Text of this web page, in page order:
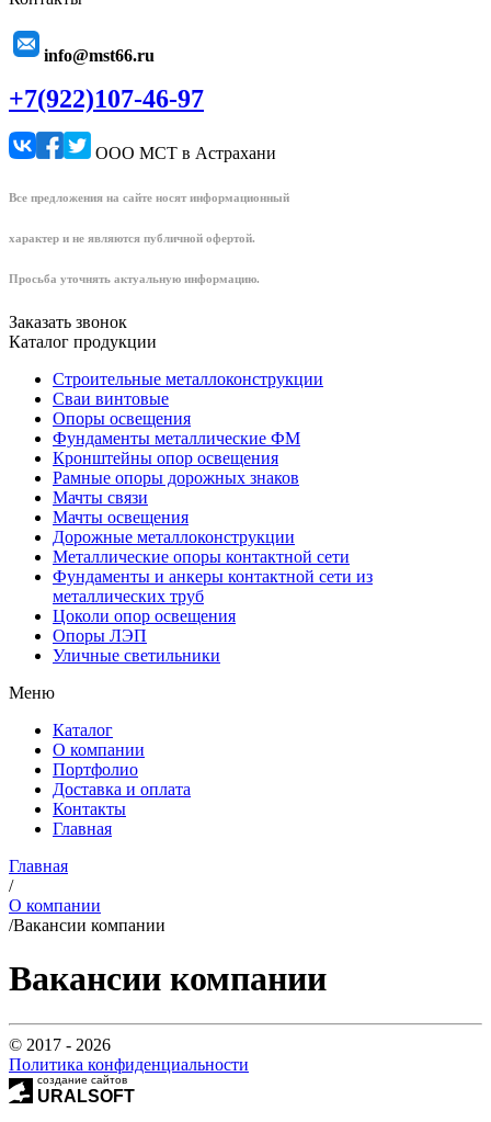
info@mst66.ru
+7(922)107-46-97
ООО МСТ в Астрахани
Все предложения на сайте носят информационный
характер и не являются публичной офертой.
Просьба уточнять актуальную информацию.
Заказать звонок
Каталог продукции
Строительные металлоконструкции
Сваи винтовые
Опоры освещения
Фундаменты металлические ФМ
Кронштейны опор освещения
Рамные опоры дорожных знаков
Мачты связи
Мачты освещения
Дорожные металлоконструкции
Металлические опоры контактной сети
Фундаменты и анкеры контактной сети из
металлических труб
Цоколи опор освещения
Опоры ЛЭП
Уличные светильники
Меню
Каталог
О компании
Портфолио
Доставка и оплата
Контакты
Главная
Главная
/
О компании
/Вакансии компании
Вакансии компании
© 2017 - 2026
Политика конфиденциальности
создание сайтов
URALSOFT